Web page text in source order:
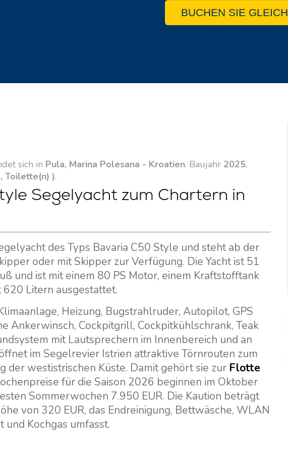
BUCHEN SIE GLEICH
sich in Pula, Marina Polesana - Kroatien. Baujahr 2025,
Toilette(n) ).
Segelyacht zum Chartern in
des Typs Bavaria C50 Style und steht ab der
oder mit Skipper zur Verfügung. Die Yacht ist 51
und ist mit einem 80 PS Motor, einem Kraftstofftank
Litern ausgestattet.
Heizung, Bugstrahlruder, Autopilot, GPS
Ankerwinsch, Cockpitgrill, Cockpitkühlschrank, Teak
mit Lautsprechern im Innenbereich und an
im Segelrevier Istrien attraktive Törnrouten zum
der westistrischen Küste. Damit gehört sie zur Flotte
für die Saison 2026 beginnen im Oktober
Sommerwochen 7.950 EUR. Die Kaution beträgt
von 320 EUR, das Endreinigung, Bettwäsche, WLAN
und Kochgas umfasst.